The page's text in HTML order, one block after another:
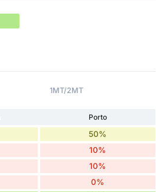
1MT/2MT
Porto
50%
10%
10%
0%